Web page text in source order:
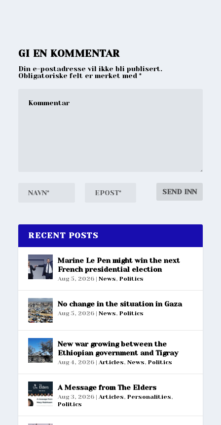
GI EN KOMMENTAR
Din e-postadresse vil ikke bli publisert.
Obligatoriske felt er merket med*
RECENT POSTS
Marine Le Pen might win the next
French presidential election
Aug 5, 2026 |News,Politics
No change in the situation in Gaza
Aug 5, 2026 |News,Politics
New war growing between the
Ethiopian government and Tigray
Aug 4, 2026 |Articles,News,Politics
A Message from The Elders
Aug 3, 2026 |Articles,Personalities,
Politics